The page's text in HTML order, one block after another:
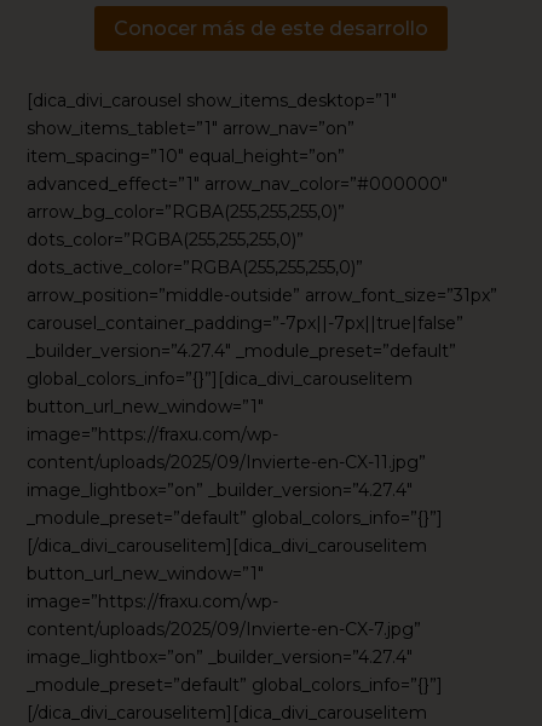
Conocer más de este desarrollo
[dica_divi_carousel show_items_desktop=”1″
show_items_tablet=”1″ arrow_nav=”on”
item_spacing=”10″ equal_height=”on”
advanced_effect=”1″ arrow_nav_color=”#000000″
arrow_bg_color=”RGBA(255,255,255,0)”
dots_color=”RGBA(255,255,255,0)”
dots_active_color=”RGBA(255,255,255,0)”
arrow_position=”middle-outside” arrow_font_size=”31px”
carousel_container_padding=”-7px||-7px||true|false”
_builder_version=”4.27.4″ _module_preset=”default”
global_colors_info=”{}”][dica_divi_carouselitem
button_url_new_window=”1″
image=”https://fraxu.com/wp-
content/uploads/2025/09/Invierte-en-CX-11.jpg”
image_lightbox=”on” _builder_version=”4.27.4″
_module_preset=”default” global_colors_info=”{}”]
[/dica_divi_carouselitem][dica_divi_carouselitem
button_url_new_window=”1″
image=”https://fraxu.com/wp-
content/uploads/2025/09/Invierte-en-CX-7.jpg”
image_lightbox=”on” _builder_version=”4.27.4″
_module_preset=”default” global_colors_info=”{}”]
[/dica_divi_carouselitem][dica_divi_carouselitem